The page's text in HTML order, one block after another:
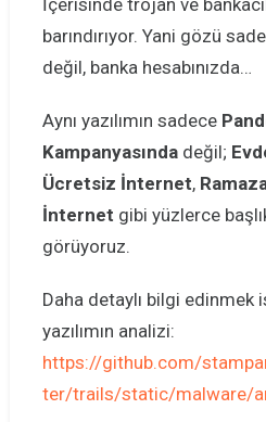
İçerisinde trojan ve
barındırıyor. Yani gözü
değil, banka hesabınızda…
Aynı yazılımın sadece
Kampanyasındadeğil;
Ücretsiz İnternet,
İnternet gibi yüzlerce
görüyoruz.
Daha detaylı bilgi edinmek
yazılımın analizi:
https://github.com/
ter/trails/static/malware/